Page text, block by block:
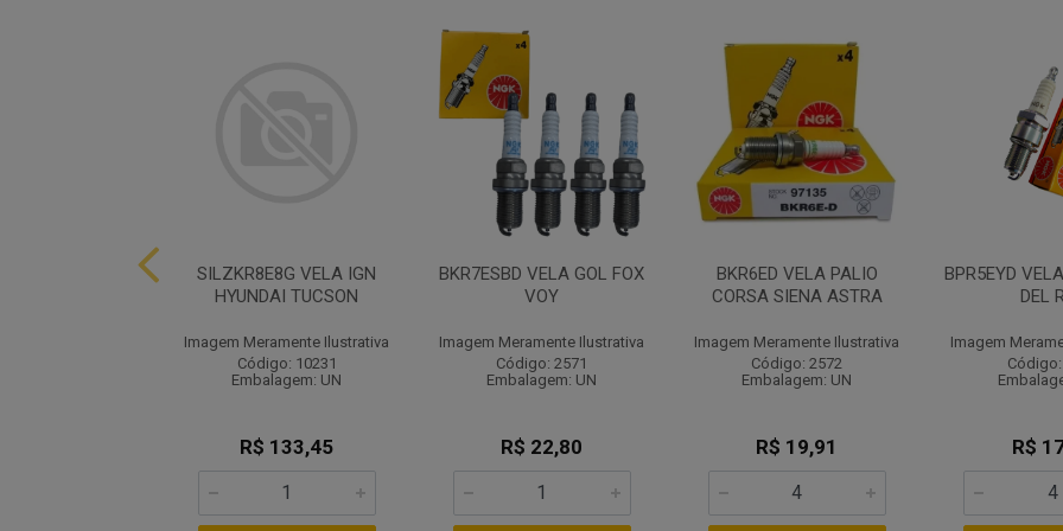
SILZKR8E8G VELA IGN
HYUNDAI TUCSON
Imagem Meramente Ilustrativa
Código: 10231
Embalagem: UN
R$ 133,45
BKR7ESBD VELA GOL FOX
VOY
Imagem Meramente Ilustrativa
Código: 2571
Embalagem: UN
R$ 22,80
BKR6ED VELA PALIO
CORSA SIENA ASTRA
Imagem Meramente Ilustrativa
Código: 2572
Embalagem: UN
R$ 19,91
BPR5EYD
DEL
Imagem
R$